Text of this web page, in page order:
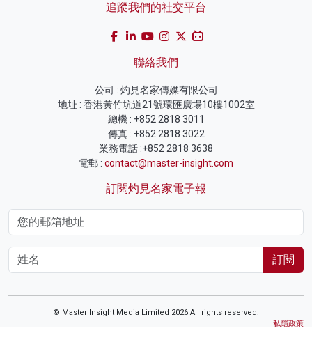
追蹤我們的社交平台
聯絡我們
公司 : 灼見名家傳媒有限公司
地址 : 香港黃竹坑道21號環匯廣場10樓1002室
總機 : +852 2818 3011
傳真 : +852 2818 3022
業務電話 :+852 2818 3638
電郵 : contact@master-insight.com
訂閱灼見名家電子報
訂閱
© Master Insight Media Limited 2026 All rights reserved.
私隱政策